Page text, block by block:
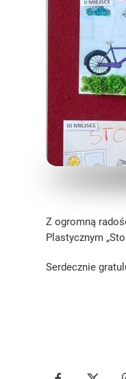
Z ogromną
Plastycznym
Serdecznie